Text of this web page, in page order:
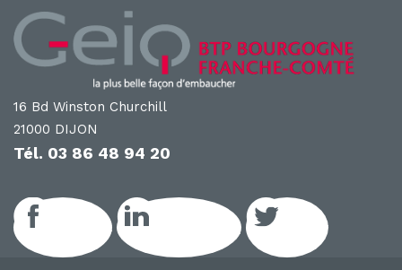
16 Bd Winston Churchill
21000 DIJON
Tél. 03 86 48 94 20
Facebook LinkedIn GEIQ Twitter